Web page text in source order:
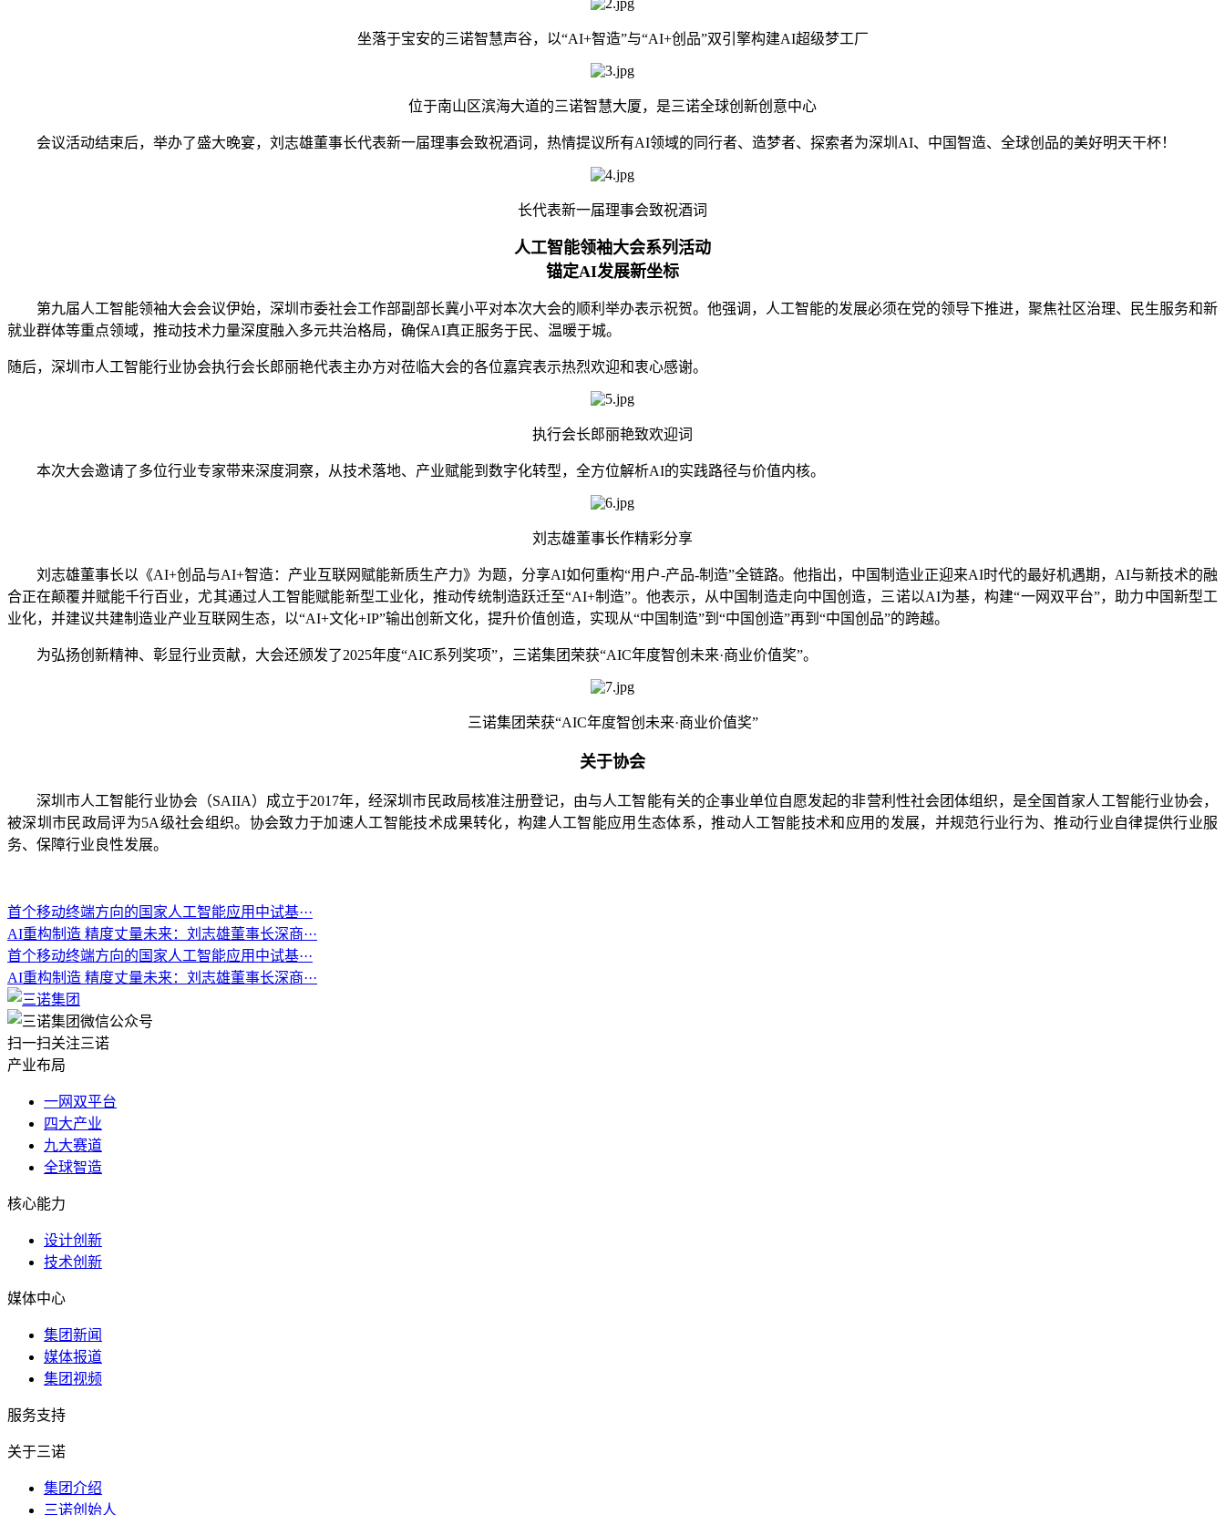
坐落于宝安的三诺智慧声谷，以“AI+智造”与“AI+创品”双引擎构建AI超级梦工厂
位于南山区滨海大道的三诺智慧大厦，是三诺全球创新创意中心
会议活动结束后，举办了盛大晚宴，刘志雄董事长代表新一届理事会致祝酒词，热情提议所有AI领域的同行者、造梦者、探索者为深圳AI、中国智造、全球创品的美好明天干杯！
长代表新一届理事会致祝酒词
人工智能领袖大会系列活动
锚定AI发展新坐标
第九届人工智能领袖大会会议伊始，深圳市委社会工作部副部长冀小平对本次大会的顺利举办表示祝贺。他强调，人工智能的发展必须在党的领导下推进，聚焦社区治理、民生服务和新
就业群体等重点领域，推动技术力量深度融入多元共治格局，确保AI真正服务于民、温暖于城。
随后，深圳市人工智能行业协会执行会长郎丽艳代表主办方对莅临大会的各位嘉宾表示热烈欢迎和衷心感谢。
执行会长郎丽艳致欢迎词
本次大会邀请了多位行业专家带来深度洞察，从技术落地、产业赋能到数字化转型，全方位解析AI的实践路径与价值内核。
刘志雄董事长作精彩分享
刘志雄董事长以《AI+创品与AI+智造：产业互联网赋能新质生产力》为题，分享AI如何重构“用户-产品-制造”全链路。他指出，中国制造业正迎来AI时代的最好机遇期，AI与新技术的融
合正在颠覆并赋能千行百业，尤其通过人工智能赋能新型工业化，推动传统制造跃迁至“AI+制造”。他表示，从中国制造走向中国创造，三诺以AI为基，构建“一网双平台”，助力中国新型工
业化，并建议共建制造业产业互联网生态，以“AI+文化+IP”输出创新文化，提升价值创造，实现从“中国制造”到“中国创造”再到“中国创品”的跨越。
为弘扬创新精神、彰显行业贡献，大会还颁发了2025年度“AIC系列奖项”，三诺集团荣获“AIC年度智创未来·商业价值奖”。
三诺集团荣获“AIC年度智创未来·商业价值奖”
关于协会
深圳市人工智能行业协会（SAIIA）成立于2017年，经深圳市民政局核准注册登记，由与人工智能有关的企事业单位自愿发起的非营利性社会团体组织，是全国首家人工智能行业协会，
被深圳市民政局评为5A级社会组织。协会致力于加速人工智能技术成果转化，构建人工智能应用生态体系，推动人工智能技术和应用的发展，并规范行业行为、推动行业自律提供行业服
务、保障行业良性发展。
首个移动终端方向的国家人工智能应用中试基···
AI重构制造 精度丈量未来：刘志雄董事长深商···
首个移动终端方向的国家人工智能应用中试基···
AI重构制造 精度丈量未来：刘志雄董事长深商···
扫一扫关注三诺
产业布局
一网双平台
四大产业
九大赛道
全球智造
核心能力
设计创新
技术创新
媒体中心
集团新闻
媒体报道
集团视频
服务支持
关于三诺
集团介绍
三诺创始人